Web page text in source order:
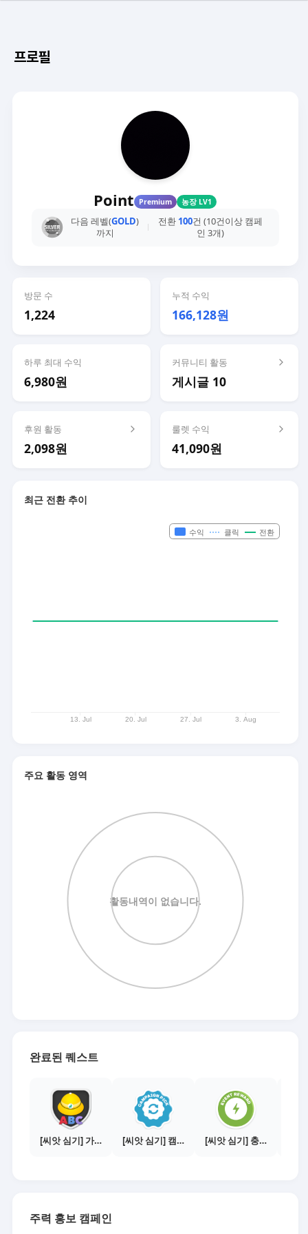
프로필
Point Premium 농장 LV1
다음 레벨(GOLD)
까지
전환 100건 (10건이상 캠페
인 3개)
방문 수
1,224
누적 수익
166,128원
하루 최대 수익
6,980원
커뮤니티 활동
게시글 10
후원 활동
2,098원
룰렛 수익
41,090원
최근 전환 추이
주요 활동 영역
완료된 퀘스트
[씨앗 심기] 가이드보기 - 매체별 활동 가이드 [씨앗 심기] 캠페인 전환하기 [씨앗 심기] 충전소에서 이벤트 1건 이상 참여하기
주력 홍보 캠페인